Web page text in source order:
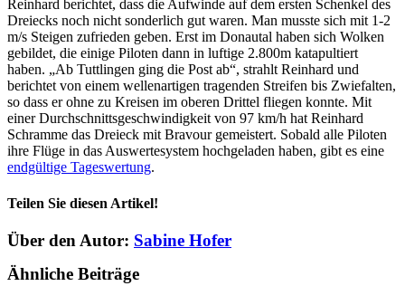
Reinhard berichtet, dass die Aufwinde auf dem ersten Schenkel des
Dreiecks noch nicht sonderlich gut waren. Man musste sich mit 1-2
m/s Steigen zufrieden geben. Erst im Donautal haben sich Wolken
gebildet, die einige Piloten dann in luftige 2.800m katapultiert
haben. „Ab Tuttlingen ging die Post ab“, strahlt Reinhard und
berichtet von einem wellenartigen tragenden Streifen bis Zwiefalten,
so dass er ohne zu Kreisen im oberen Drittel fliegen konnte. Mit
einer Durchschnittsgeschwindigkeit von 97 km/h hat Reinhard
Schramme das Dreieck mit Bravour gemeistert. Sobald alle Piloten
ihre Flüge in das Auswertesystem hochgeladen haben, gibt es eine
endgültige Tageswertung.
Teilen Sie diesen Artikel!
Facebook
Twitter
Reddit
LinkedIn
WhatsApp
Telegram
Tumblr
Pinterest
Vk
Xing
E-
Über den Autor: Sabine Hofer
Ähnliche Beiträge